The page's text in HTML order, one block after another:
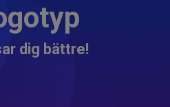
dig bättre!